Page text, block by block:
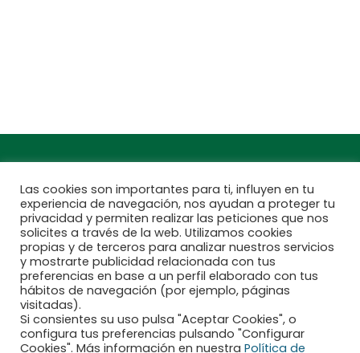
Financiado por la Unión Europea - NextGenerationEU
Las cookies son importantes para ti, influyen en tu
experiencia de navegación, nos ayudan a proteger tu
privacidad y permiten realizar las peticiones que nos
solicites a través de la web. Utilizamos cookies
propias y de terceros para analizar nuestros servicios
y mostrarte publicidad relacionada con tus
preferencias en base a un perfil elaborado con tus
hábitos de navegación (por ejemplo, páginas
visitadas).
Si consientes su uso pulsa "Aceptar Cookies", o
configura tus preferencias pulsando "Configurar
Cookies". Más información en nuestra Política de